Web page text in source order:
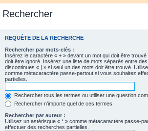
Rechercher
REQUÊTE DE LA RECHERCHE
Rechercher par mots-clés :
Insérez le caractère « + » devant un mot qui doit être
doit être ignoré. Insérez une liste de mots séparés entre
discontinues « | » si seul un des mots doit être trouvé.
comme métacaractère passe-partout si vous souhaitez
partielles.
Rechercher tous les termes ou utiliser une question
Rechercher n’importe quel de ces termes
Rechercher par auteur :
Utilisez un astérisque « * » comme métacaractère passe-
effectuer des recherches partielles.